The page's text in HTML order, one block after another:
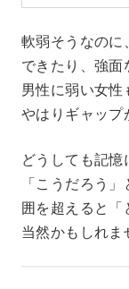
軟弱そうなのに
できたり、強面
男性に弱い女性
やはりギャップ
どうしても記憶
「こうだろう
囲を超えると
当然かもしれま